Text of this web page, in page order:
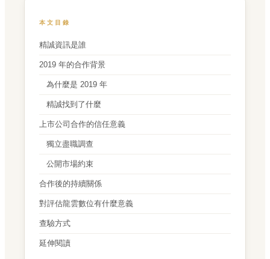
本文目錄
精誠資訊是誰
2019 年的合作背景
為什麼是 2019 年
精誠找到了什麼
上市公司合作的信任意義
獨立盡職調查
公開市場約束
合作後的持續關係
對評估龍雲數位有什麼意義
查驗方式
延伸閱讀